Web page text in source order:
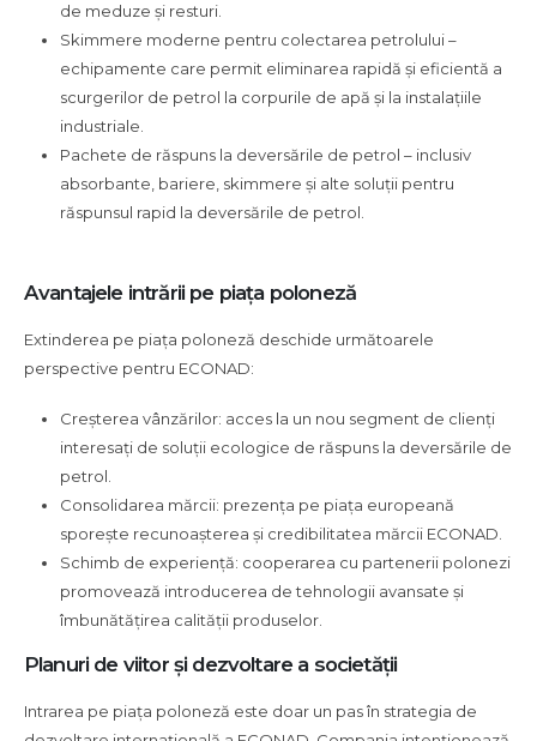
de meduze și resturi.
Skimmere moderne pentru colectarea petrolului –
echipamente care permit eliminarea rapidă și eficientă a
scurgerilor de petrol la corpurile de apă și la instalațiile
industriale.
Pachete de răspuns la deversările de petrol – inclusiv
absorbante, bariere, skimmere și alte soluții pentru
răspunsul rapid la deversările de petrol.
Avantajele intrării pe piața poloneză
Extinderea pe piața poloneză deschide următoarele
perspective pentru ECONAD:
Creșterea vânzărilor: acces la un nou segment de clienți
interesați de soluții ecologice de răspuns la deversările de
petrol.
Consolidarea mărcii: prezența pe piața europeană
sporește recunoașterea și credibilitatea mărcii ECONAD.
Schimb de experiență: cooperarea cu partenerii polonezi
promovează introducerea de tehnologii avansate și
îmbunătățirea calității produselor.
Planuri de viitor și dezvoltare a societății
Intrarea pe piața poloneză este doar un pas în strategia de